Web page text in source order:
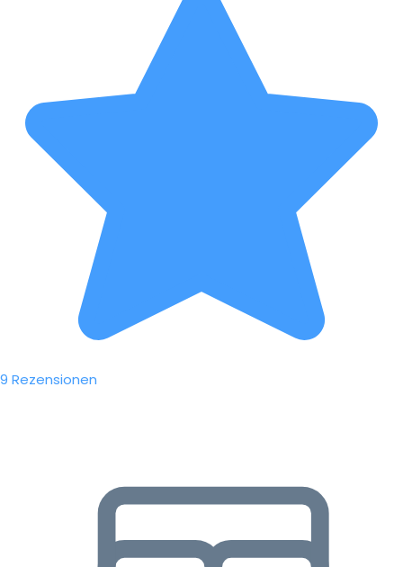
9 Rezensionen